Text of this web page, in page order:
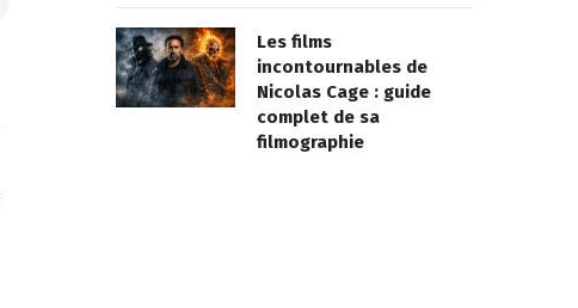
Les films
incontournables de
Nicolas Cage : guide
complet de sa
filmographie